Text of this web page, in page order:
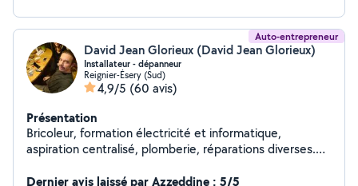
Auto-entrepreneur
David Jean Glorieux (David Jean Glorieux)
Installateur - dépanneur
Reignier-Ésery (Sud)
4,9/5 (60 avis)
Présentation
Bricoleur, formation électricité et informatique,
aspiration centralisé, plomberie, réparations diverses.
Dernier avis laissé par Azzeddine : 5/5